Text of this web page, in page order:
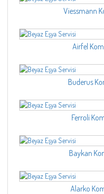
Viessmann
Airfel
Buderus
Ferroli
Baykan
Alarko